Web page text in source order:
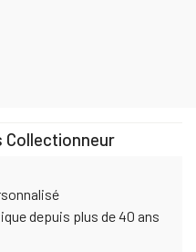
Collectionneur
depuis plus de 40 ans